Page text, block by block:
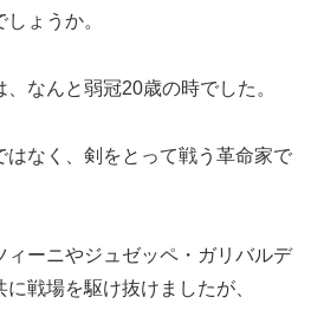
ょうか。
なんと弱冠20歳の時でした。
はなく、剣をとって戦う革命家で
ィーニやジュゼッペ・ガリバルデ
戦場を駆け抜けましたが、